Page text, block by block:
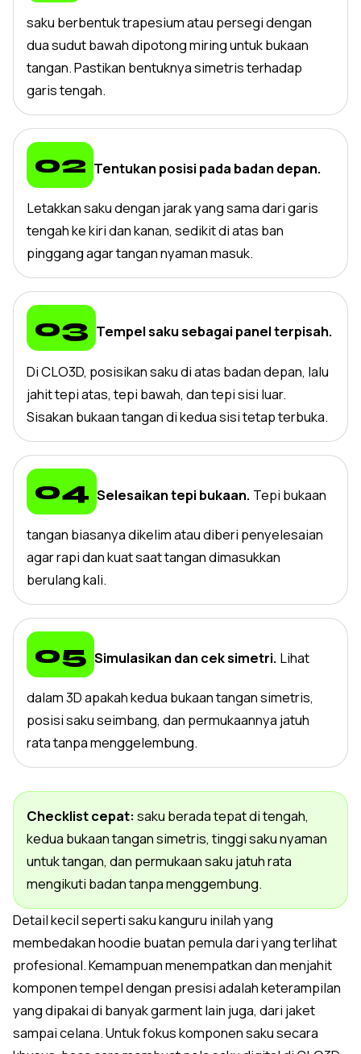
saku berbentuk trapesium atau persegi dengan
dua sudut bawah dipotong miring untuk bukaan
tangan. Pastikan bentuknya simetris terhadap
garis tengah.
Tentukan posisi pada badan depan.
Letakkan saku dengan jarak yang sama dari garis
tengah ke kiri dan kanan, sedikit di atas ban
pinggang agar tangan nyaman masuk.
Tempel saku sebagai panel terpisah.
Di CLO3D, posisikan saku di atas badan depan, lalu
jahit tepi atas, tepi bawah, dan tepi sisi luar.
Sisakan bukaan tangan di kedua sisi tetap terbuka.
Selesaikan tepi bukaan. Tepi bukaan
tangan biasanya dikelim atau diberi penyelesaian
agar rapi dan kuat saat tangan dimasukkan
berulang kali.
Simulasikan dan cek simetri. Lihat
dalam 3D apakah kedua bukaan tangan simetris,
posisi saku seimbang, dan permukaannya jatuh
rata tanpa menggelembung.
Checklist cepat:saku berada tepat di tengah,
kedua bukaan tangan simetris, tinggi saku nyaman
untuk tangan, dan permukaan saku jatuh rata
mengikuti badan tanpa menggembung.
Detail kecil seperti saku kanguru inilah yang
membedakan hoodie buatan pemula dari yang terlihat
profesional. Kemampuan menempatkan dan menjahit
komponen tempel dengan presisi adalah keterampilan
yang dipakai di banyak garment lain juga, dari jaket
sampai celana. Untuk fokus komponen saku secara